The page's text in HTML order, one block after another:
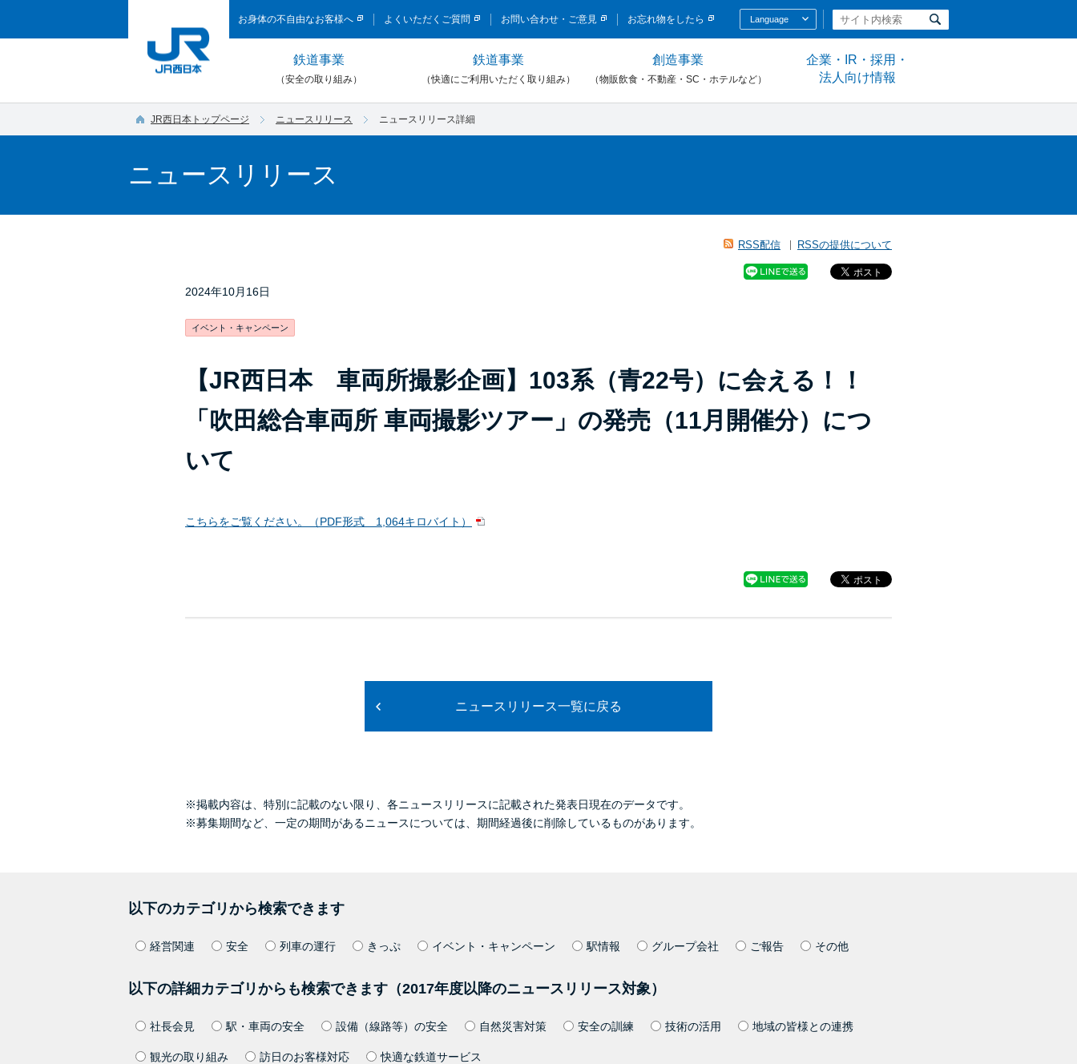
お身体の不自由なお客様へ よくいただくご質問 お問い合わせ・ご意見 お忘れ物をしたら Language
鉄道事業
（安全の取り組み）
鉄道事業
（快適にご利用いただく取り組み）
創造事業
（物販飲食・不動産・SC・ホテルなど）
企業・IR・採用・
法人向け情報
JR西日本トップページ ニュースリリース ニュースリリース詳細
ニュースリリース
RSS配信 RSSの提供について
2024年10月16日
イベント・キャンペーン
【JR西日本 車両所撮影企画】103系（青22号）に会える！！
「吹田総合車両所 車両撮影ツアー」の発売（11月開催分）につ
いて
こちらをご覧ください。（PDF形式 1,064キロバイト）
ニュースリリース一覧に戻る
※掲載内容は、特別に記載のない限り、各ニュースリリースに記載された発表日現在のデータです。
※募集期間など、一定の期間があるニュースについては、期間経過後に削除しているものがあります。
以下のカテゴリから検索できます
経営関連 安全 列車の運行 きっぷ イベント・キャンペーン 駅情報 グループ会社 ご報告 その他
以下の詳細カテゴリからも検索できます（2017年度以降のニュースリリース対象）
社長会見 駅・車両の安全 設備（線路等）の安全 自然災害対策 安全の訓練 技術の活用 地域の皆様との連携
観光の取り組み 訪日のお客様対応 快適な鉄道サービス